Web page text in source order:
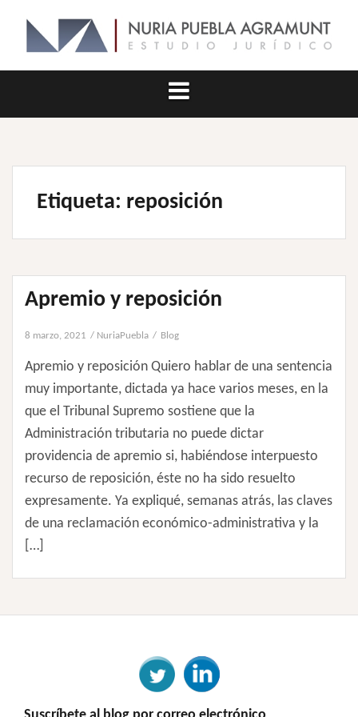
contenido
Etiqueta: reposición
Apremio y reposición
8 marzo, 2021 NuriaPuebla Blog
Apremio y reposición Quiero hablar de una sentencia
muy importante, dictada ya hace varios meses, en la
que el Tribunal Supremo sostiene que la
Administración tributaria no puede dictar
providencia de apremio si, habiéndose interpuesto
recurso de reposición, éste no ha sido resuelto
expresamente. Ya expliqué, semanas atrás, las claves
de una reclamación económico-administrativa y la
[…]